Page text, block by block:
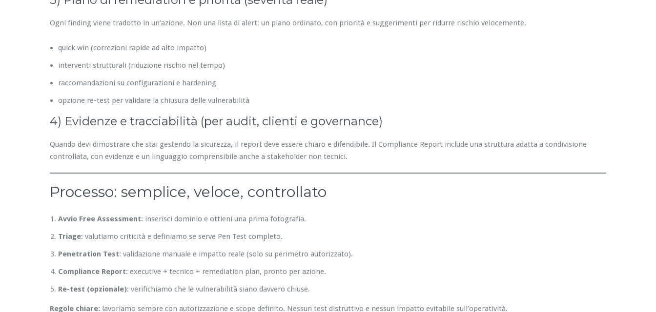
Ogni finding viene tradotto in un’azione. Non una lista di alert: un piano ordinato, con priorità e suggerimenti per ridurre rischio velocemente.
quick win (correzioni rapide ad alto impatto)
interventi strutturali (riduzione rischio nel tempo)
raccomandazioni su configurazioni e hardening
opzione re-test per validare la chiusura delle vulnerabilità
4) Evidenze e tracciabilità (per audit, clienti e governance)
Quando devi dimostrare che stai gestendo la sicurezza, il report deve essere chiaro e difendibile. Il Compliance Report include una struttura adatta a condivisione
controllata, con evidenze e un linguaggio comprensibile anche a stakeholder non tecnici.
Processo: semplice, veloce, controllato
Avvio Free Assessment: inserisci dominio e ottieni una prima fotografia.
Triage: valutiamo criticità e definiamo se serve Pen Test completo.
Penetration Test: validazione manuale e impatto reale (solo su perimetro autorizzato).
Compliance Report: executive + tecnico + remediation plan, pronto per azione.
Re-test (opzionale): verifichiamo che le vulnerabilità siano davvero chiuse.
Regole chiare: lavoriamo sempre con autorizzazione e scope definito. Nessun test distruttivo e nessun impatto evitabile sull’operatività.